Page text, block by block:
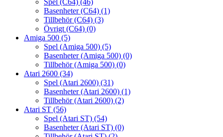
Spel (C64) (46)
Basenheter (C64) (1)
Tillbehör (C64) (3)
Övrigt (C64) (0)
Amiga 500 (5)
Spel (Amiga 500) (5)
Basenheter (Amiga 500) (0)
Tillbehör (Amiga 500) (0)
Atari 2600 (34)
Spel (Atari 2600) (31)
Basenheter (Atari 2600) (1)
Tillbehör (Atari 2600) (2)
Atari ST (56)
Spel (Atari ST) (54)
Basenheter (Atari ST) (0)